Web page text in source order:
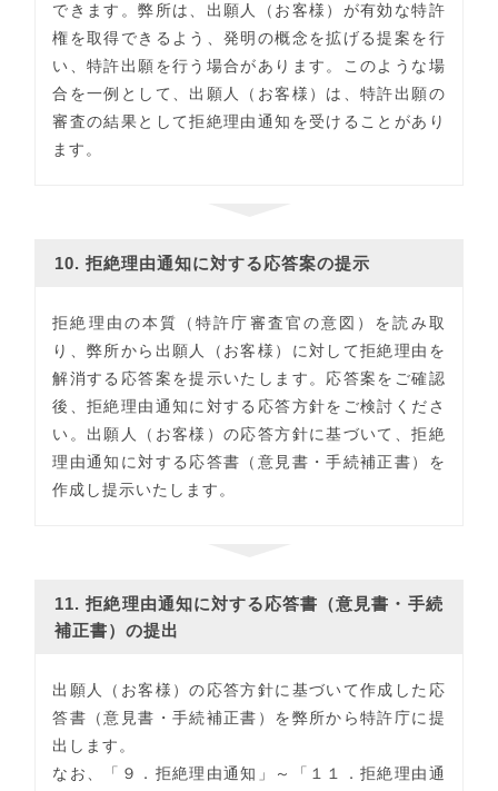
できます。弊所は、出願人（お客様）が有効な特許
権を取得できるよう、発明の概念を拡げる提案を行
い、特許出願を行う場合があります。このような場
合を一例として、出願人（お客様）は、特許出願の
審査の結果として拒絶理由通知を受けることがあり
ます。
10. 拒絶理由通知に対する応答案の提示
拒絶理由の本質（特許庁審査官の意図）を読み取
り、弊所から出願人（お客様）に対して拒絶理由を
解消する応答案を提示いたします。応答案をご確認
後、拒絶理由通知に対する応答方針をご検討くださ
い。出願人（お客様）の応答方針に基づいて、拒絶
理由通知に対する応答書（意見書・手続補正書）を
作成し提示いたします。
11. 拒絶理由通知に対する応答書（意見書・手続
補正書）の提出
出願人（お客様）の応答方針に基づいて作成した応
答書（意見書・手続補正書）を弊所から特許庁に提
出します。
なお、「９．拒絶理由通知」～「１１．拒絶理由通